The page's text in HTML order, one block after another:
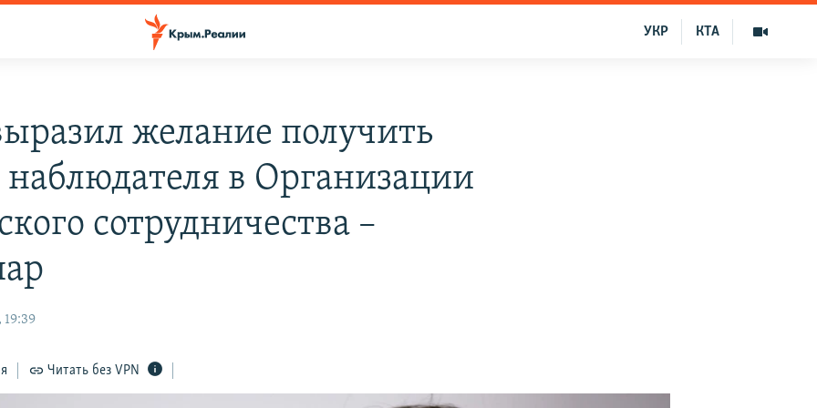
КТА
УКР
желание получить
наблюдателя в Организации
сотрудничества –
Читать без VPN